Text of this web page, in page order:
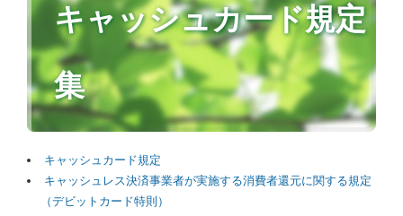
キャッシュカード規定
集
キャッシュカード規定
キャッシュレス決済事業者が実施する消費者還元に関する規定
（デビットカード特則）